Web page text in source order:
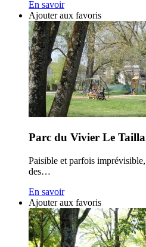
En savoir
Ajouter aux favoris
Parc du Vivier Le
Paisible et parfois
des…
En savoir
Ajouter aux favoris